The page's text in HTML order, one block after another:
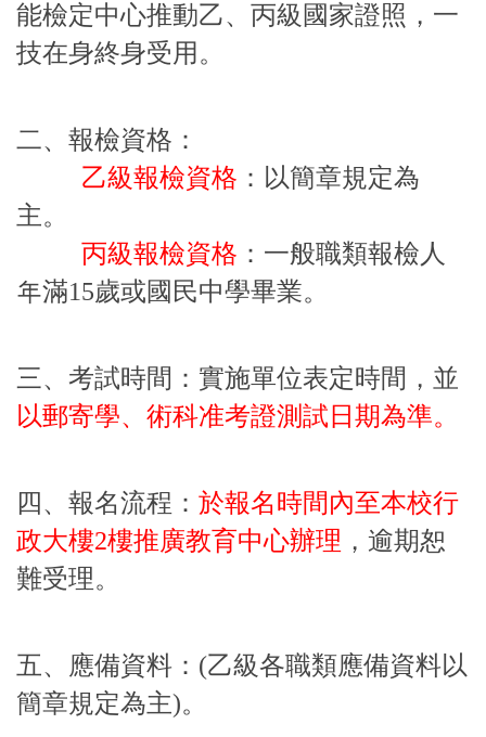
能檢定中心推動乙、丙級國家證照，一
技在身終身受用。
二、報檢資格：
乙級報檢資格 ：以簡章規定為
主。
丙級報檢資格 ：一般職類報檢人
年滿15歲或國民中學畢業。
三、考試時間：實施單位表定時間，並
以郵寄學、術科准考證測試日期為準。
四、報名流程： 於報名時間內至本校行
政大樓2樓推廣教育中心辦理 ，逾期恕
難受理。
五、應備資料：(乙級各職類應備資料以
簡章規定為主)。